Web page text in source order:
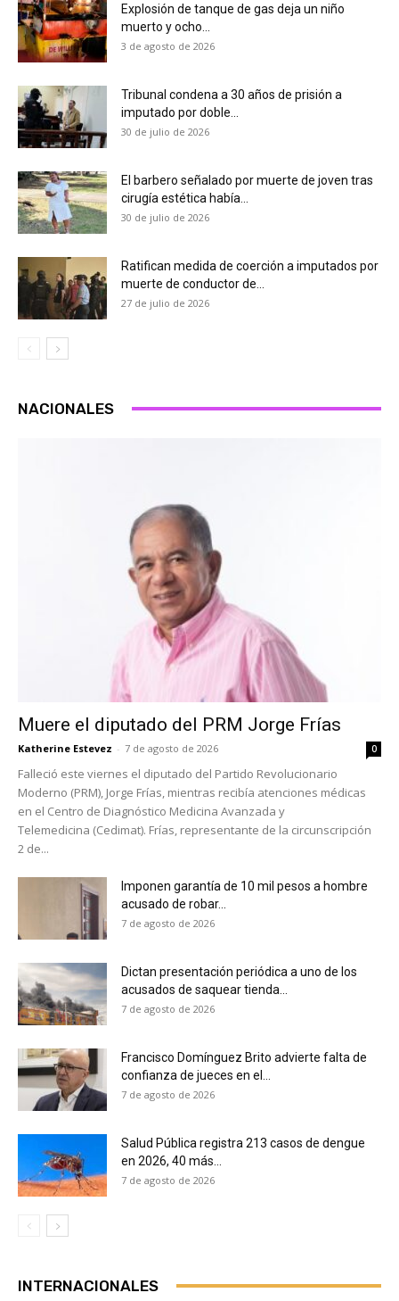
Explosión de tanque de gas deja un niño
muerto y ocho...
3 de agosto de 2026
Tribunal condena a 30 años de prisión a
imputado por doble...
30 de julio de 2026
El barbero señalado por muerte de joven tras
cirugía estética había...
30 de julio de 2026
Ratifican medida de coerción a imputados por
muerte de conductor de...
27 de julio de 2026
NACIONALES
Muere el diputado del PRM Jorge Frías
Katherine Estevez - 7 de agosto de 2026 0
Falleció este viernes el diputado del Partido Revolucionario
Moderno (PRM), Jorge Frías, mientras recibía atenciones médicas
en el Centro de Diagnóstico Medicina Avanzada y
Telemedicina (Cedimat). Frías, representante de la circunscripción
2 de...
Imponen garantía de 10 mil pesos a hombre
acusado de robar...
7 de agosto de 2026
Dictan presentación periódica a uno de los
acusados de saquear tienda...
7 de agosto de 2026
Francisco Domínguez Brito advierte falta de
confianza de jueces en el...
7 de agosto de 2026
Salud Pública registra 213 casos de dengue
en 2026, 40 más...
7 de agosto de 2026
INTERNACIONALES